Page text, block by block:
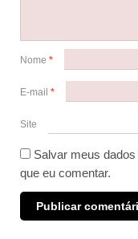
Nome *
E-mail *
Site
Salvar meus
que eu comentar.